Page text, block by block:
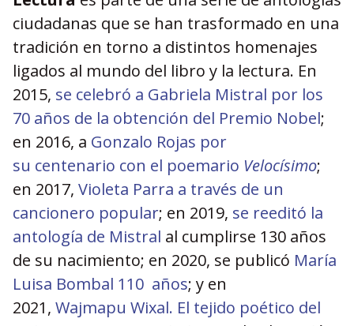
ciudadanas que se han trasformado en una
tradición en torno a distintos homenajes
ligados al mundo del libro y la lectura. En
2015, se celebró a Gabriela Mistral por los
70 años de la obtención del Premio Nobel;
en 2016, a Gonzalo Rojas por
su centenario con el poemario Velocísimo;
en 2017, Violeta Parra a través de un
cancionero popular; en 2019, se reeditó la
antología de Mistral al cumplirse 130 años
de su nacimiento; en 2020, se publicó María
Luisa Bombal 110 años; y en
2021, Wajmapu Wixal. El tejido poético del